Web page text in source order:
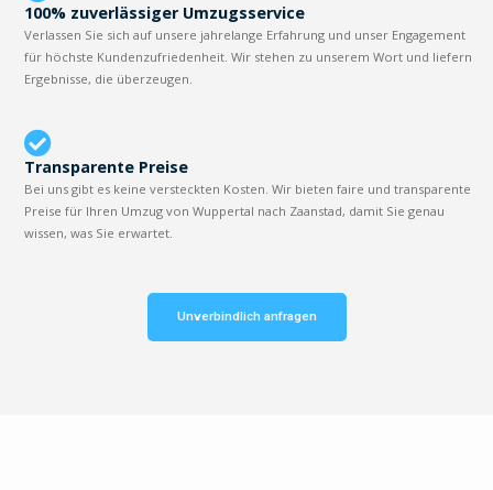
100% zuverlässiger Umzugsservice
Verlassen Sie sich auf unsere jahrelange Erfahrung und unser Engagement
für höchste Kundenzufriedenheit. Wir stehen zu unserem Wort und liefern
Ergebnisse, die überzeugen.
Transparente Preise
Bei uns gibt es keine versteckten Kosten. Wir bieten faire und transparente
Preise für Ihren Umzug von Wuppertal nach Zaanstad, damit Sie genau
wissen, was Sie erwartet.
Unverbindlich anfragen